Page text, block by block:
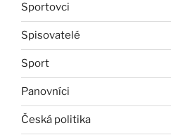
Sportovci
Spisovatelé
Sport
Panovníci
Česká politika